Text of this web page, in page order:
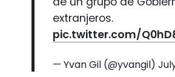
extranjeros.
pic.twitter.com/
— Yvan Gil (@yvangil)